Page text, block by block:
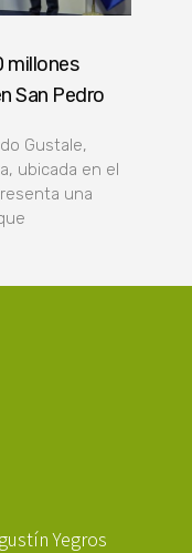
millones
San Pedro
Gustale,
ubicada en el
una
Yegros